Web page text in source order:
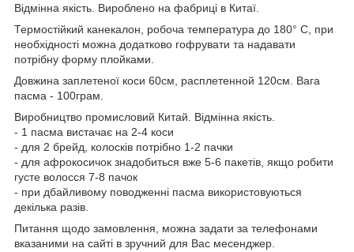
Відмінна якість. Вироблено на фабриці в Китаї.
Термостійкий канекалон, робоча температура до 180° С, при
необхідності можна додатково гофрувати та надавати
потрібну форму плойками.
Довжина заплетеної коси 60см, расплетенной 120см. Вага
пасма - 100грам.
Виробництво промисловий Китай. Відмінна якість.
- 1 пасма вистачає на 2-4 коси
- для 2 брейд, колосків потрібно 1-2 пачки
- для афрокосичок знадобиться вже 5-6 пакетів, якщо робити
густе волосся 7-8 пачок
- при дбайливому поводженні пасма використовуються
декілька разів.
Питання щодо замовлення, можна задати за телефонами
вказаними на сайті в зручний для Вас месенджер.